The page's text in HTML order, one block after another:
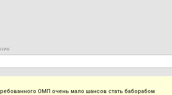
ОМП очень мало шансов стать баборабом